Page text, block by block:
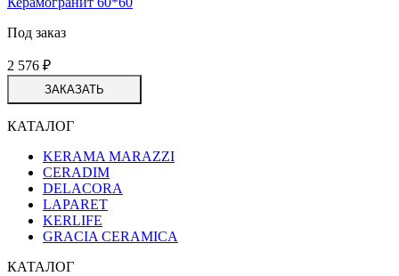
Под заказ
2 576 ₽
ЗАКАЗАТЬ
КАТАЛОГ
KERAMA MARAZZI
CERADIM
DELACORA
LAPARET
KERLIFE
GRACIA CERAMICA
КАТАЛОГ